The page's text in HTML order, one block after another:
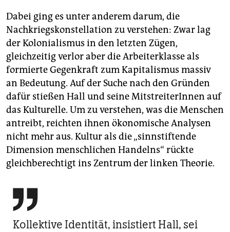
Dabei ging es unter anderem darum, die
Nachkriegskonstellation zu verstehen: Zwar lag
der Kolonialismus in den letzten Zügen,
gleichzeitig verlor aber die Arbeiterklasse als
formierte Gegenkraft zum Kapitalismus massiv
an Bedeutung. Auf der Suche nach den Gründen
dafür stießen Hall und seine MitstreiterInnen auf
das Kulturelle. Um zu verstehen, was die Menschen
antreibt, reichten ihnen ökonomische Analysen
nicht mehr aus. Kultur als die „sinnstiftende
Dimension menschlichen Handelns“ rückte
gleichberechtigt ins Zentrum der linken Theorie.

Kollektive Identität, insistiert Hall, sei